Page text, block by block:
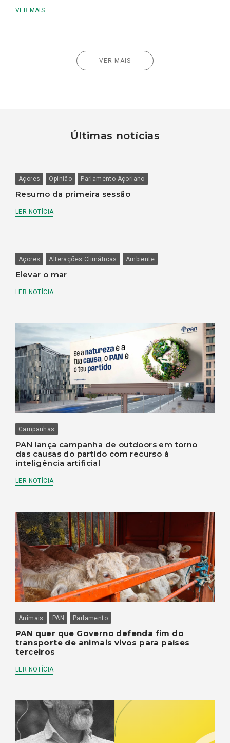
VER MAIS
VER MAIS
Últimas notícias
Açores Opinião Parlamento Açoriano
Resumo da primeira sessão
LER NOTÍCIA
Açores Alterações Climáticas Ambiente
Elevar o mar
LER NOTÍCIA
Campanhas
PAN lança campanha de outdoors em torno
das causas do partido com recurso à
inteligência artificial
LER NOTÍCIA
Animais PAN Parlamento
PAN quer que Governo defenda fim do
transporte de animais vivos para países
terceiros
LER NOTÍCIA